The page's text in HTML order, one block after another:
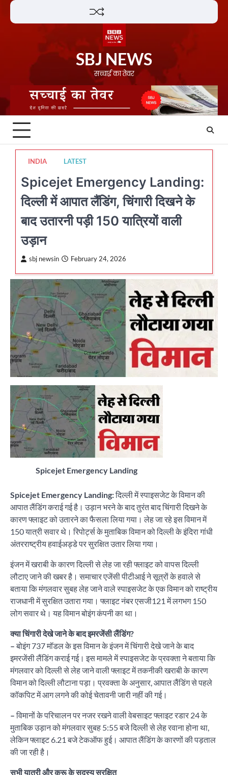
Skip
SBJ NEWS
सच्चाई का तेवर
INDIA LATEST
Spicejet Emergency Landing:
दिल्ली में आपात लैंडिंग, चिंगारी दिखने के
बाद उतारनी पड़ी 150 यात्रियों वाली
उड़ान
sbj newsin February 24, 2026
Spicejet Emergency Landing
Spicejet Emergency Landing:दिल्ली में स्पाइसजेट के विमान की
आपात लैंडिंग कराई गई है। उड़ान भरने के बाद तुरंत बाद चिंगारी दिखने के
कारण फ्लाइट को उतारने का फैसला लिया गया। लेह जा रहे इस विमान में
150 यात्री सवार थे। रिपोर्ट्स के मुताबिक विमान को दिल्ली के इंदिरा गांधी
अंतरराष्ट्रीय हवाईअड्डे पर सुरक्षित उतार लिया गया।
इंजन में खराबी के कारण दिल्ली से लेह जा रही फ्लाइट को वापस दिल्ली
लौटाए जाने की खबर है। समाचार एजेंसी पीटीआई ने सूत्रों के हवाले से
बताया कि मंगलवार सुबह लेह जाने वाले स्पाइसजेट के एक विमान को राष्ट्रीय
राजधानी में सुरक्षित उतारा गया। फ्लाइट नंबर एसजी121 में लगभग 150
लोग सवार थे। यह विमान बोइंग कंपनी का था।
क्या चिंगारी देखे जाने के बाद इमरजेंसी लैंडिंग?
–बोइंग 737 मॉडल के इस विमान के इंजन में चिंगारी देखे जाने के बाद
इमरजेंसी लैंडिंग कराई गई। इस मामले में स्पाइसजेट के प्रवक्ता ने बताया कि
मंगलवार को दिल्ली से लेह जाने वाली फ्लाइट में तकनीकी खराबी के कारण
विमान को दिल्ली लौटाना पड़ा। प्रवक्ता के अनुसार, आपात लैंडिंग से पहले
कॉकपिट में आग लगने की कोई चेतावनी जारी नहीं की गई।
–विमानों के परिचालन पर नजर रखने वाली वेबसाइट फ्लाइट रडार 24 के
मुताबिक उड़ान को मंगलवार सुबह 5:55 बजे दिल्ली से लेह रवाना होना था,
लेकिन फ्लाइट 6.21 बजे टेकऑफ हुई। आपात लैंडिंग के कारणों की पड़ताल
की जा रही है।
सभी यात्री और क्रू के सदस्य सुरक्षित